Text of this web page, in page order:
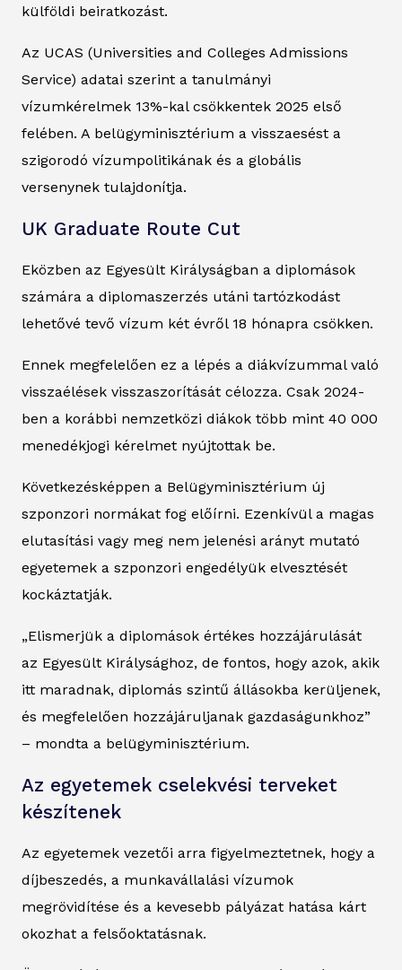
külföldi beiratkozást.
Az UCAS (Universities and Colleges Admissions
Service) adatai szerint a tanulmányi
vízumkérelmek 13%-kal csökkentek 2025 első
felében. A belügyminisztérium a visszaesést a
szigorodó vízumpolitikának és a globális
versenynek tulajdonítja.
UK Graduate Route Cut
Eközben az Egyesült Királyságban a diplomások
számára a diplomaszerzés utáni tartózkodást
lehetővé tevő vízum két évről 18 hónapra csökken.
Ennek megfelelően ez a lépés a diákvízummal való
visszaélések visszaszorítását célozza. Csak 2024-
ben a korábbi nemzetközi diákok több mint 40 000
menedékjogi kérelmet nyújtottak be.
Következésképpen a Belügyminisztérium új
szponzori normákat fog előírni. Ezenkívül a magas
elutasítási vagy meg nem jelenési arányt mutató
egyetemek a szponzori engedélyük elvesztését
kockáztatják.
„Elismerjük a diplomások értékes hozzájárulását
az Egyesült Királysághoz, de fontos, hogy azok, akik
itt maradnak, diplomás szintű állásokba kerüljenek,
és megfelelően hozzájáruljanak gazdaságunkhoz”
– mondta a belügyminisztérium.
Az egyetemek cselekvési terveket
készítenek
Az egyetemek vezetői arra figyelmeztetnek, hogy a
díjbeszedés, a munkavállalási vízumok
megrövidítése és a kevesebb pályázat hatása kárt
okozhat a felsőoktatásnak.